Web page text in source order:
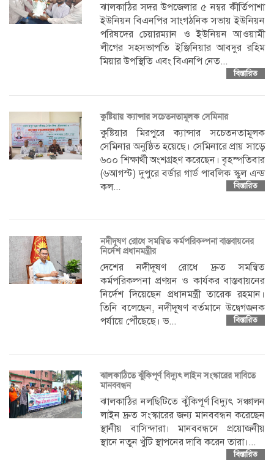
ঝালকাঠির সদর উপজেলার ৫ নম্বর কীর্তিপাশা
ইউনিয়ন বিএনপির সাংগঠনিক সভায় ইউনিয়ন
পরিষদের চেয়ারম্যান ও ইউনিয়ন আওয়ামী
লীগের সহসভাপতি ইঞ্জিনিয়ার আবদুর রহিম
মিয়ার উপস্থিতি এবং বিএনপি নেত...
বিস্তারিত
কুষ্টিয়ায় ক্যান্সার সচেতনতামূলক সেমিনার
কুষ্টিয়ার মিরপুরে ক্যান্সার সচেতনতামূলক
সেমিনার অনুষ্ঠিত হয়েছে। সেমিনারে প্রায় সাড়ে
৬০০ শিক্ষার্থী অংশগ্রহণ করেছেন। বৃহস্পতিবার
(৬আগস্ট) দুপুরে বর্ডার গার্ড পাবলিক স্কুল এন্ড
কল...
বিস্তারিত
নদীদূষণ রোধে সমন্বিত কর্মপরিকল্পনা বাস্তবায়নের
নির্দেশ প্রধানমন্ত্রীর
দেশের নদীদূষণ রোধে দ্রুত সমন্বিত
কর্মপরিকল্পনা প্রণয়ন ও কার্যকর বাস্তবায়নের
নির্দেশ দিয়েছেন প্রধানমন্ত্রী তারেক রহমান।
তিনি বলেছেন, নদীদূষণ বর্তমানে উদ্বেগজনক
পর্যায়ে পৌঁছেছে। ভ...
বিস্তারিত
ঝালকাঠিতে ঝুঁকিপূর্ণ বিদ্যুৎ লাইন সংস্কারের দাবিতে
মানববন্ধন
ঝালকাঠির নলছিটিতে ঝুঁকিপূর্ণ বিদ্যুৎ সঞ্চালন
লাইন দ্রুত সংস্কারের জন্য মানববন্ধন করেছেন
স্থানীয় বাসিন্দারা। মানববন্ধনে প্রয়োজনীয়
স্থানে নতুন খুঁটি স্থাপনের দাবি করেন তারা।...
বিস্তারিত